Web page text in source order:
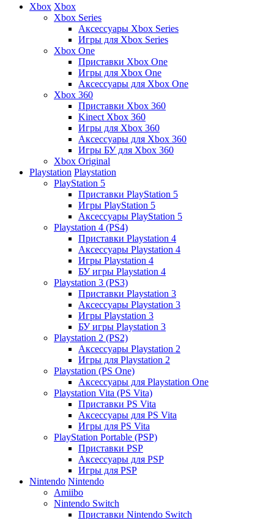
Xbox Xbox
Xbox Series
Аксессуары Xbox Series
Игры для Xbox Series
Xbox One
Приставки Xbox One
Игры для Xbox One
Аксессуары для Xbox One
Xbox 360
Приставки Xbox 360
Kinect Xbox 360
Игры для Xbox 360
Аксессуары для Xbox 360
Игры БУ для Xbox 360
Xbox Original
Playstation Playstation
PlayStation 5
Приставки PlayStation 5
Игры PlayStation 5
Аксессуары PlayStation 5
Playstation 4 (PS4)
Приставки Playstation 4
Аксессуары Playstation 4
Игры Playstation 4
БУ игры Playstation 4
Playstation 3 (PS3)
Приставки Playstation 3
Аксессуары Playstation 3
Игры Playstation 3
БУ игры Playstation 3
Playstation 2 (PS2)
Аксессуары Playstation 2
Игры для Playstation 2
Playstation (PS One)
Аксессуары для Playstation One
Playstation Vita (PS Vita)
Приставки PS Vita
Аксессуары для PS Vita
Игры для PS Vita
PlayStation Portable (PSP)
Приставки PSP
Аксессуары для PSP
Игры для PSP
Nintendo Nintendo
Amiibo
Nintendo Switch
Приставки Nintendo Switch